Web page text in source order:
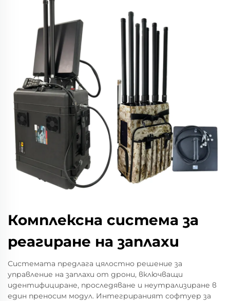
Комплексна система за
реагиране на заплахи
Системата предлага цялостно решение за
управление на заплахи от дрони, включващи
идентифициране, проследяване и неутрализиране в
един преносим модул. Интегрираният софтуер за